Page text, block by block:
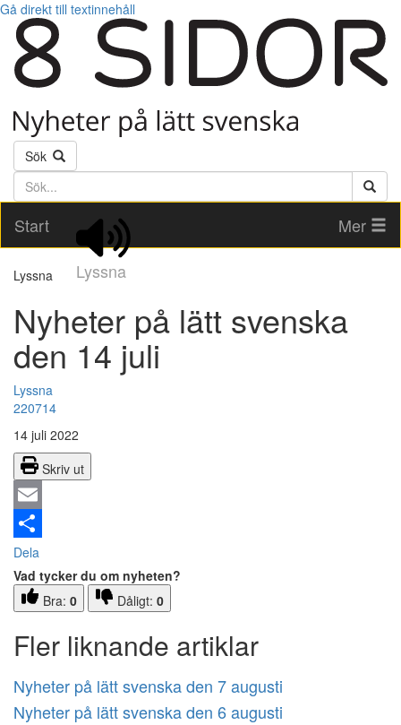
Gå direkt till textinnehåll
Sök
Söktext
Start
Lyssna
Mer
Lyssna
Nyheter på lätt svenska
den 14 juli
Lyssna
220714
14 juli 2022
Skriv ut
Email
Dela
Vad tycker du om nyheten?
Bra: 0 Dåligt: 0
Fler liknande artiklar
Nyheter på lätt svenska den 7 augusti
Nyheter på lätt svenska den 6 augusti